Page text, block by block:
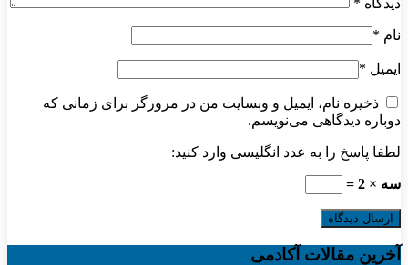
دیدگاه *
نام *
ایمیل *
ذخیره نام، ایمیل و وبسایت من در مرورگر برای زمانی که
دوباره دیدگاهی می‌نویسم.
لطفا پاسخ را به عدد انگلیسی وارد کنید:
سه × 2 =
آخرین مقالات آکادمی